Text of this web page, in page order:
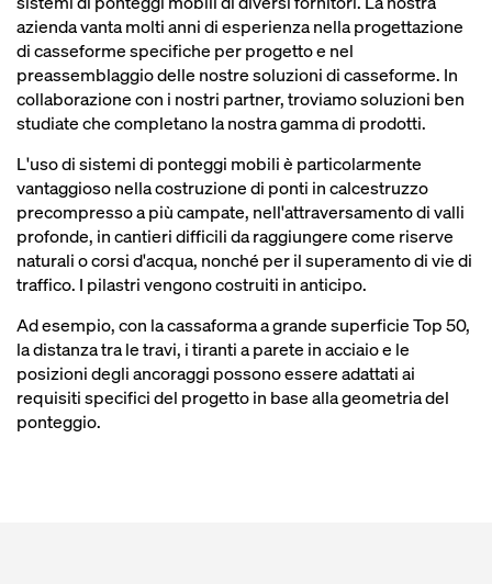
azienda vanta molti anni di esperienza nella progettazione
di casseforme specifiche per progetto e nel
preassemblaggio delle nostre soluzioni di casseforme. In
collaborazione con i nostri partner, troviamo soluzioni ben
studiate che completano la nostra gamma di prodotti.
L'uso di sistemi di ponteggi mobili è particolarmente
vantaggioso nella costruzione di ponti in calcestruzzo
precompresso a più campate, nell'attraversamento di valli
profonde, in cantieri difficili da raggiungere come riserve
naturali o corsi d'acqua, nonché per il superamento di vie di
traffico. I pilastri vengono costruiti in anticipo.
Ad esempio, con la cassaforma a grande superficie Top 50,
la distanza tra le travi, i tiranti a parete in acciaio e le
posizioni degli ancoraggi possono essere adattati ai
requisiti specifici del progetto in base alla geometria del
ponteggio.